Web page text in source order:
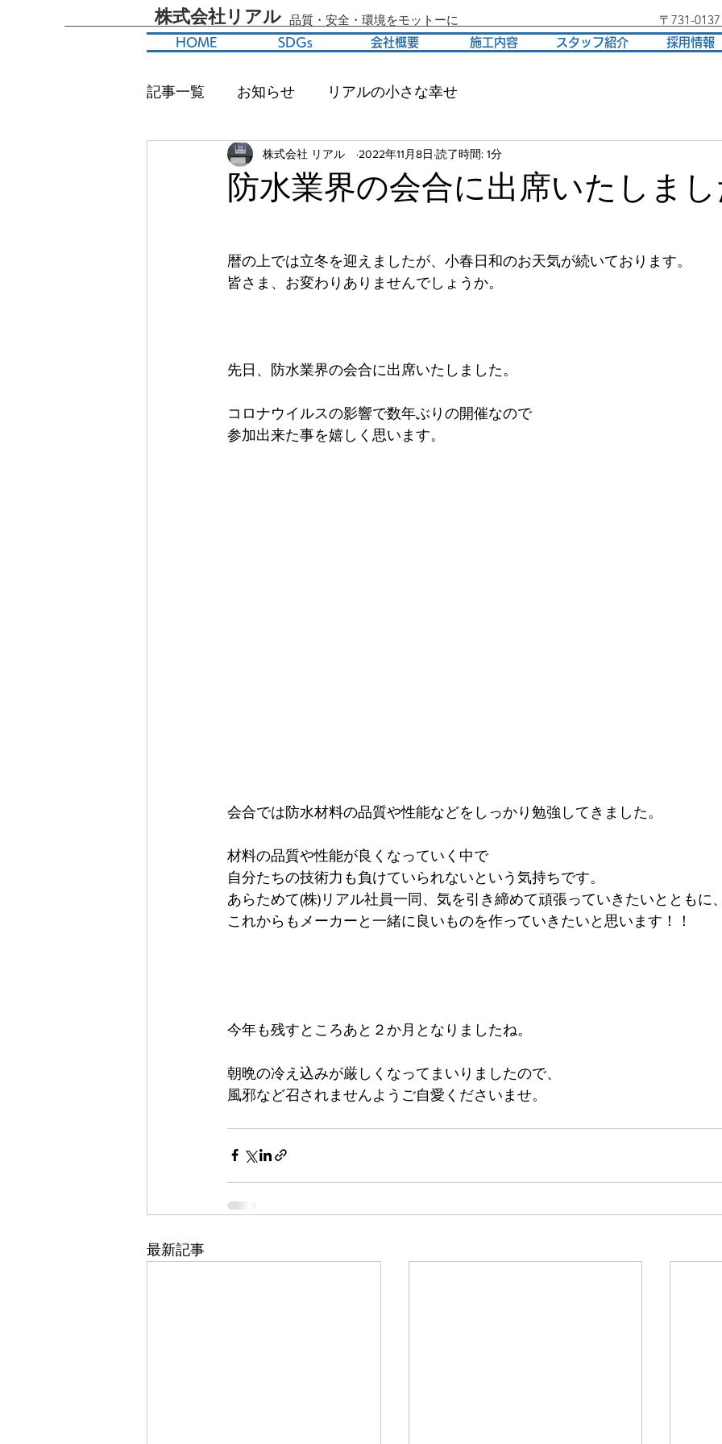
​株式会社リアル ​品質・安全・環境をモットーに 〒731-
HOME SDGs 会社概要 施工内容 スタッフ紹介 採用情報
記事一覧 お知らせ リアルの小さな幸せ
防水業界の会合に出席いたしま
株式会社 リアル 2022年11月8日 読了時間: 1分
暦の上では立冬を迎えましたが、小春日和のお天気が続いております。
皆さま、お変わりありませんでしょうか。
先日、防水業界の会合に出席いたしました。
コロナウイルスの影響で数年ぶりの開催なので
参加出来た事を嬉しく思います。
会合では防水材料の品質や性能などをしっかり勉強してきました。
材料の品質や性能が良くなっていく中で
自分たちの技術力も負けていられないという気持ちです。
あらためて(株)リアル社員一同、気を引き締めて頑張っていきたいとともに
これからもメーカーと一緒に良いものを作っていきたいと思います！！
今年も残すところあと２か月となりましたね。
朝晩の冷え込みが厳しくなってまいりましたので、
風邪など召されませんようご自愛くださいませ。
最新記事